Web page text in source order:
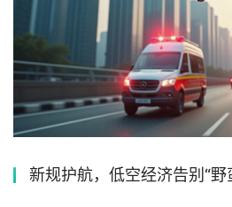
新规护航，低空经济告别“野